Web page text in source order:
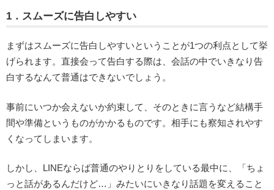
1．スムーズに告白しやすい
まずはスムーズに告白しやすいということが1つの利点として挙
げられます。直接会って告白する際は、会話の中でいきなり告
白するなんて普通はできないでしょう。
事前にいつか会えないか約束して、そのときに言うなど結構手
間や準備というものがかかるものです。相手にも察知されやす
くなってしまいます。
しかし、LINEならば普通のやりとりをしている最中に、「ちょ
っと話があるんだけど…」みたいにいきなり話題を変えること